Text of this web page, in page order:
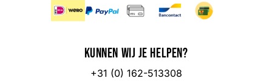
Kunnen wij je helpen?
+31 (0) 162-513308